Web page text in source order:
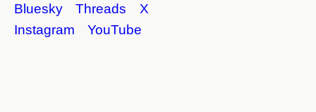
Bluesky
Threads
X
Instagram
YouTube